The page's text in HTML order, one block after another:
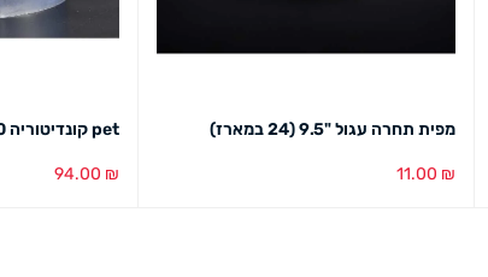
מפית תחרה עגול "9.5 (24 במארז)
11.00 ₪
pet קונדיטוריה 60 מ"מ
94.00 ₪